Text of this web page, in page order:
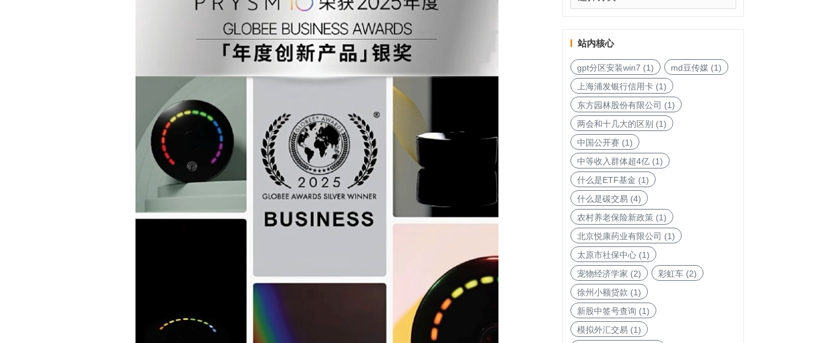
图
站内核心
gpt分区安装win7 (1) md豆传媒(1)
上海浦发银行信用卡(1)
东方园林股份有限公司 (1)
两会和十几大的区别 (1)
中国公开赛(1)
中等收入群体超4亿(1)
什么是ETF基金 (1)
什么是碳交易 (4)
农村养老保险新政策(1)
北京悦康药业有限公司 (1)
太原市社保中心(1)
宠物经济学家 (2) 彩虹车(2)
徐州小额贷款 (1)
新股中签号查询 (1)
模拟外汇交易 (1)